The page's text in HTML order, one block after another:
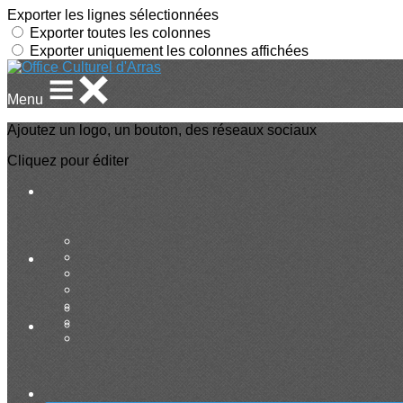
Exporter les lignes sélectionnées
Exporter toutes les colonnes
Exporter uniquement les colonnes affichées
Menu
Ajoutez un logo, un bouton, des réseaux sociaux
Cliquez pour éditer